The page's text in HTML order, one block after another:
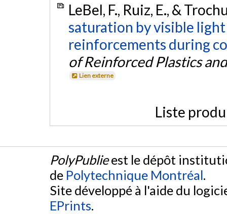
LeBel, F., Ruiz, E., &
saturation by visible
reinforcements during
of Reinforced Plastics
Lien externe
Liste
PolyPublieest le dépôt
de Polytechnique Montréal.
Site développé à l'aide du
EPrints.